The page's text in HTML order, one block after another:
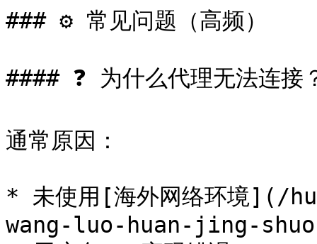
### ⚙️ 常见问题（高频）
#### ❓ 为什么代理无法连接
通常原因：
* 未使用[海外网络环境
wang-luo-huan-jing-